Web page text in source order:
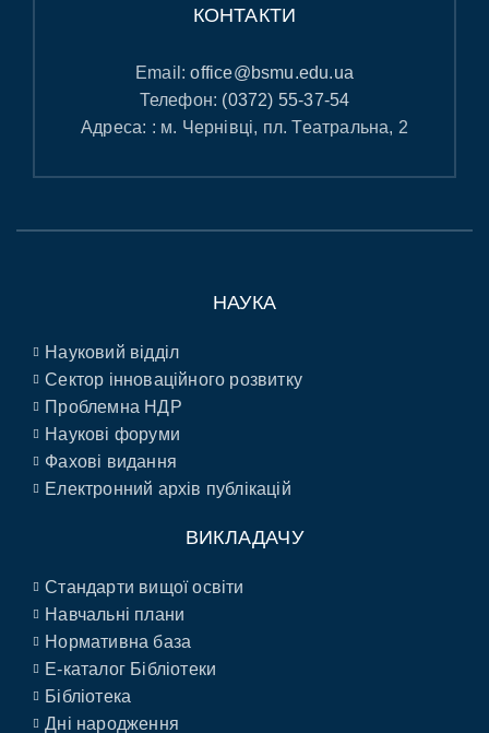
КОНТАКТИ
Email:office@bsmu.edu.ua
Телефон: (0372) 55-37-54
Адреса: : м. Чернівці, пл. Театральна, 2
НАУКА
Науковий відділ
Сектор інноваційного розвитку
Проблемна НДР
Наукові форуми
Фахові видання
Електронний архів публікацій
ВИКЛАДАЧУ
Стандарти вищої освіти
Навчальні плани
Нормативна база
E-каталог Бібліотеки
Бібліотека
Дні народження